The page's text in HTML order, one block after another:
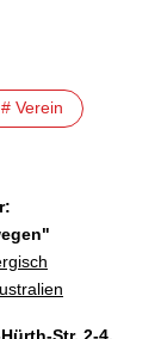
# Verein
"